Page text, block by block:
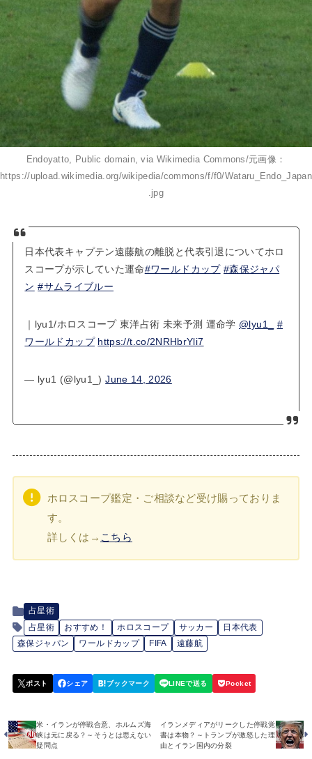
Endoyatto, Public domain, via Wikimedia Commons/元画像：
https://upload.wikimedia.org/wikipedia/commons/f/f0/Wataru_Endo_Japan
.jpg
日本代表キャプテン遠藤航の離脱と代表引退についてホロ
スコープが示していた運命#ワールドカップ #森保ジャパ
ン #サムライブルー
｜lyu1/ホロスコープ 東洋占術 未来予測 運命学 @lyu1_
#
ワールドカップ https://t.co/2NRHbrYli7
— lyu1 (@lyu1_)June 14, 2026
ホロスコープ鑑定・ご相談など受け賜っておりま
す。
詳しくは→ こちら
占星術
占星術
おすすめ！ ホロスコープ サッカー
日本代表
森保ジャパン
ワールドカップ FIFA 遠藤航
米・イランが停戦合意、ホルムズ海
峡は元に戻る？～そうとは思えない
疑問点
イランメディアがリークした停戦覚
書は本物？～トランプが激怒した理
由とイラン国内の分裂